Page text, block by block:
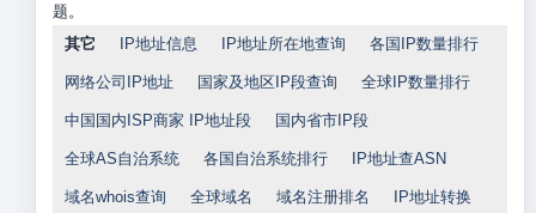
题。
其它
IP地址信息 IP地址所在地查询 各国IP数量排行
网络公司IP地址 国家及地区IP段查询 全球IP数量排行
中国国内ISP商家 IP地址段 国内省市IP段
全球AS自治系统 各国自治系统排行 IP地址查ASN
域名whois查询 全球域名 域名注册排名 IP地址转换